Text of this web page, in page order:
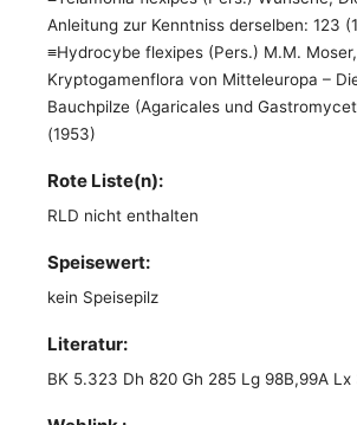
Anleitung zur Kenntniss derselben: 123
≡Hydrocybe flexipes (Pers.) M.M.
Kryptogamenflora von Mitteleuropa –
Bauchpilze (Agaricales und
(1953)
Rote Liste(n):
RLD nicht enthalten
Speisewert:
kein Speisepilz
Literatur:
BK 5.323 Dh 820 Gh 285 Lg 98B,99A Lx